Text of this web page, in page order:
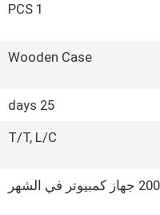
1 PCS
Wooden Case
25 days
T/T, L/C
في الشهر